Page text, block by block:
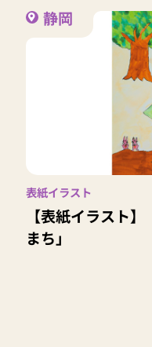
静岡
表紙イラスト
【表紙イラスト
まち」